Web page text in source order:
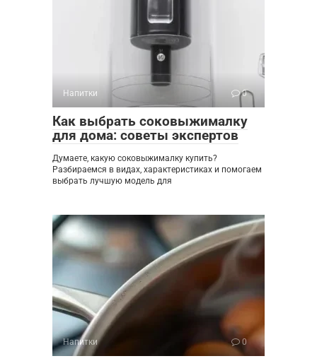
Напитки 0
Как выбрать соковыжималку
для дома: советы экспертов
Думаете, какую соковыжималку купить?
Разбираемся в видах, характеристиках и помогаем
выбрать лучшую модель для
Напитки 0